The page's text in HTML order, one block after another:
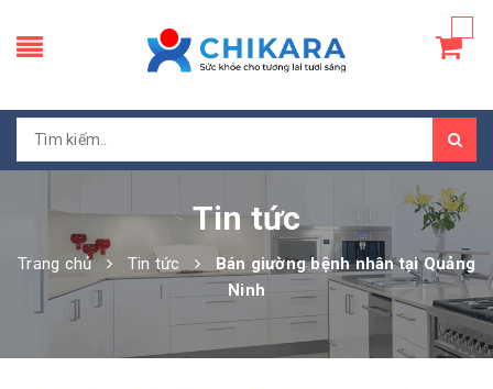
Tin tức
Trang chủ Tin tức
Bán giường bệnh nhân tại Quảng
Ninh